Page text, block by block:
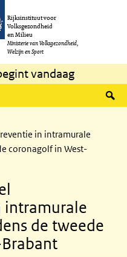
Rijksinstituut voor
Volksgezondheid
en Milieu
Ministerie van Volksgezondheid,
Welzijn en Sport
vandaag
in intramurale
coronagolf in West-
intramurale
de tweede